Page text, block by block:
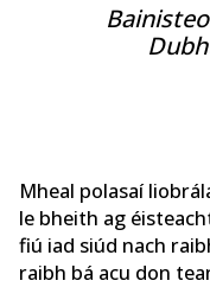
Mheal polasaí
le bheith ag
fiú iad siúd nach
raibh bá acu don